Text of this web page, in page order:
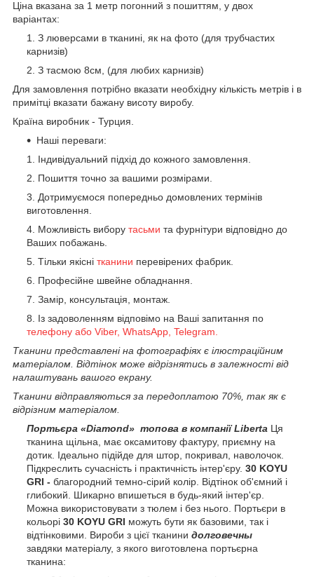
Ціна вказана за 1 метр погонний з пошиттям, у двох
варіантах:
З люверсами в тканині, як на фото (для трубчастих
карнизів)
З тасмою 8см, (для любих карнизів)
Для замовлення потрібно вказати необхідну кількість метрів і в
примітці вказати бажану висоту виробу.
Країна виробник - Турция.
Наші переваги:
Індивідуальний підхід до кожного замовлення.
Пошиття точно за вашими розмірами.
Дотримуємося попередньо домовлених термінів
виготовлення.
Можливість вибору тасьми та фурнітури відповідно до
Ваших побажань.
Тільки якісні тканини перевірених фабрик.
Професійне швейне обладнання.
Замір, консультація, монтаж.
Із задоволенням відповімо на Ваші запитання по
телефону або Viber, WhatsApp, Telegram.
Тканини представлені на фотографіях є ілюстраційним
матеріалом. Відтінок може відрізнятись в залежності від
налаштувань вашого екрану.
Тканини відправляються за передоплатою 70%, так як є
відрізним матеріалом.
Портьєра «Diamond» топова в компанії Liberta Ця
тканина щільна, має оксамитову фактуру, приємну на
дотик. Ідеально підійде для штор, покривал, наволочок.
Підкреслить сучасність і практичність інтер'єру. 30 KOYU
GRI - благородний темно-сірий колір. Відтінок об'ємний і
глибокий. Шикарно впишеться в будь-який інтер'єр.
Можна використовувати з тюлем і без нього. Портьєри в
кольорі 30 KOYU GRI можуть бути як базовими, так і
відтінковими. Вироби з цієї тканини долговечны
завдяки матеріалу, з якого виготовлена портьєрна
тканина: